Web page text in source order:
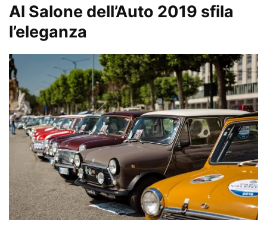
Al Salone dell’Auto 2019 sfila
l’eleganza